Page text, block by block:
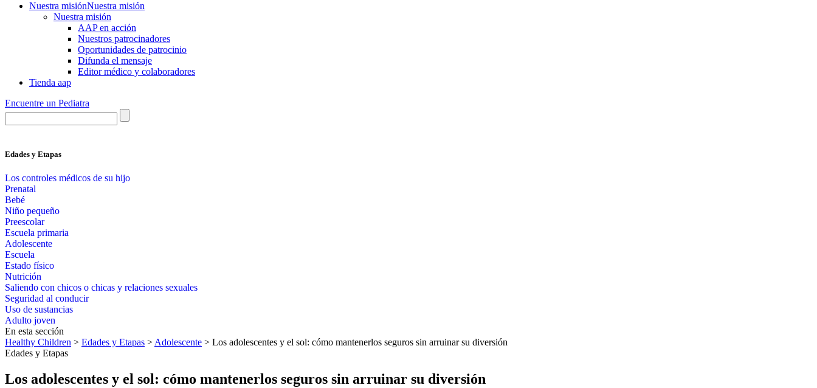
Nuestra misiónNuestra misión
Nuestra misión
AAP en acción
Nuestros patrocinadores
Oportunidades de patrocinio
Difunda el mensaje
Editor médico y colaboradores
Tienda aap
Encuentre un Pediatra
Edades y Etapas
Los controles médicos de su hijo
Prenatal
Bebé
Niño pequeño
Preescolar
Escuela primaria
Adolescente
Escuela
Estado físico
Nutrición
Saliendo con chicos o chicas y relaciones sexuales
Seguridad al conducir
Uso de sustancias
Adulto joven
En esta sección
Healthy Children > Edades y Etapas > Adolescente > Los adolescentes y el sol: cómo mantenerlos seguros sin arruinar su diversión
Edades y Etapas
Los adolescentes y el sol: cómo mantenerlos seguros sin arruinar su diversión